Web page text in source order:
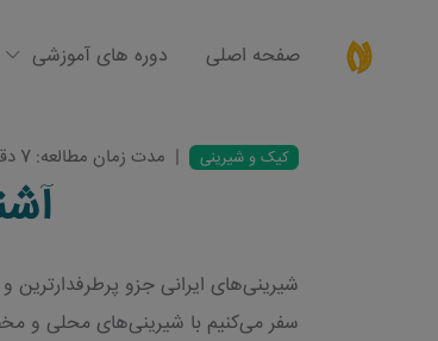
صفحه اصلی دوره های آموزشی
کیک و شیرینی | مدت زمان مطالعه: 7 دقیقه
شیرینی‌های ایرانی جزو
سفر می‌کنیم با شیرینی‌های محلی و